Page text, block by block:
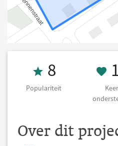
8
Populariteit
Keer
Over dit